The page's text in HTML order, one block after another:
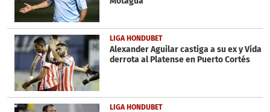
LIGA HONDUBET
Alexander Aguilar castiga a su ex y Vida
derrota al Platense en Puerto Cortés
LIGA HONDUBET